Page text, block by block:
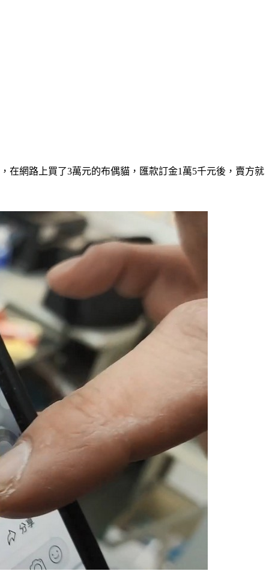
在網路上買了3萬元的布偶貓，匯款訂金1萬5千元後，賣方就